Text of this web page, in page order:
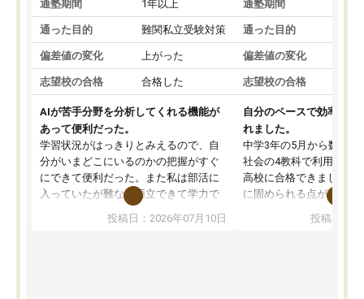
通塾期間 1年以上
通った目的 難関私立受験対策
偏差値の変化 上がった
志望校の合格 合格した
AIが苦手分野を分析してくれる機能が
あって便利だった。
学習状況がはっきりとみえるので、自
分がいまどこにいるのかの把握がすぐ
にできて便利だった。また私は部活に
入っていたが難なく両立できて学力で
も部活でも結果を残すことができてよ
かった。また問題演習の際に、自分が
投稿日：2026年07月10日
通塾期間
通った目的
偏差値の変化
志望校の合格
自分のペースで効率よく
れました。
中学3年の5月から数学・
社会の4教科で利用し、
高校に合格できました。
に固められる点が魅力で
項目のおかげで、手軽
投稿日：